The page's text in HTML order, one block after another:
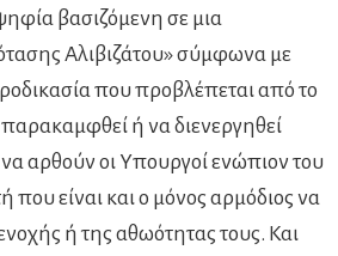
βασιζόμενη σε μια
Αλιβιζάτου» σύμφωνα με
που προβλέπεται από το
ή να διενεργηθεί
αρθούν οι Υπουργοί ενώπιον του
που είναι και ο μόνος αρμόδιος να
ή της αθωότητας τους. Και